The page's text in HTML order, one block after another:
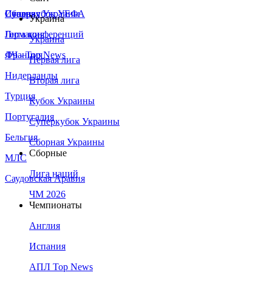
Сборная Украины
Италия
Германия
Франция
Нидерланды
Турция
Португалия
Бельгия
МЛС
Саудовская Аравия
Суперкубок УЕФА
Лига конференций
ЛЧ - Top News
Украина
Украина
Первая лига
Вторая лига
Кубок Украины
Суперкубок Украины
Сборная Украины
Сборные
Лига наций
ЧМ 2026
Чемпионаты
Англия
Испания
АПЛ Top News